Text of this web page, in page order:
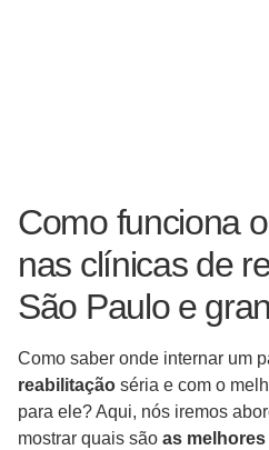
Como funciona
nas clínicas de
São Paulo e
Como saber onde internar um
reabilitação séria e com o
para ele? Aqui, nós iremos
mostrar quais são as